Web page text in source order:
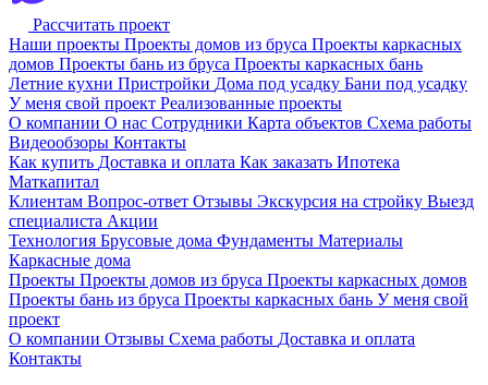
Рассчитать проект
Наши проекты Проекты домов из бруса Проекты каркасных
домов Проекты бань из бруса Проекты каркасных бань
Летние кухни Пристройки Дома под усадку Бани под усадку
У меня свой проект Реализованные проекты
О компании О нас Сотрудники Карта объектов Схема работы
Видеообзоры Контакты
Как купить Доставка и оплата Как заказать Ипотека
Маткапитал
Клиентам Вопрос-ответ Отзывы Экскурсия на стройку Выезд
специалиста Акции
Технология Брусовые дома Фундаменты Материалы
Каркасные дома
Проекты Проекты домов из бруса Проекты каркасных домов
Проекты бань из бруса Проекты каркасных бань У меня свой
проект
О компании Отзывы Схема работы Доставка и оплата
Контакты